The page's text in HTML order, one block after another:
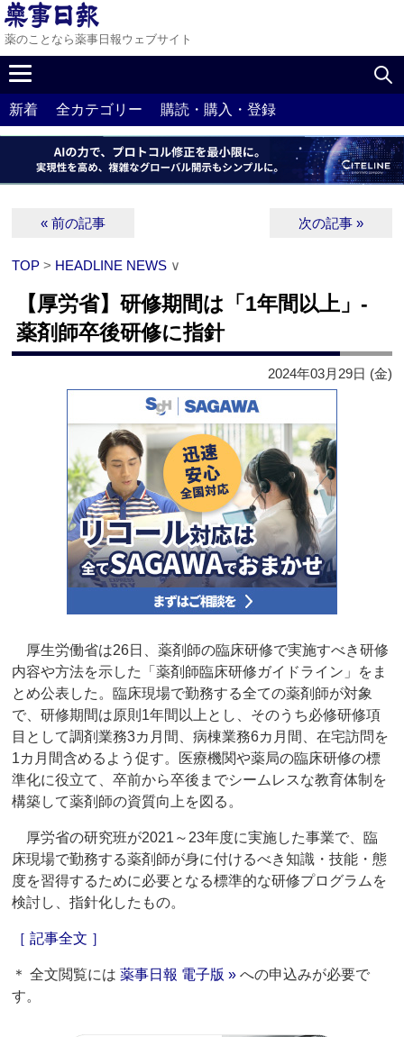
薬のことなら薬事日報ウェブサイト
新着 全カテゴリー 購読・購入・登録
« 前の記事 次の記事 »
TOP > HEADLINE NEWS ∨
【厚労省】研修期間は「1年間以上」‐
薬剤師卒後研修に指針
2024年03月29日 (金)
厚生労働省は26日、薬剤師の臨床研修で実施すべき研修
内容や方法を示した「薬剤師臨床研修ガイドライン」をま
とめ公表した。臨床現場で勤務する全ての薬剤師が対象
で、研修期間は原則1年間以上とし、そのうち必修研修項
目として調剤業務3カ月間、病棟業務6カ月間、在宅訪問を
1カ月間含めるよう促す。医療機関や薬局の臨床研修の標
準化に役立て、卒前から卒後までシームレスな教育体制を
構築して薬剤師の資質向上を図る。
厚労省の研究班が2021～23年度に実施した事業で、臨
床現場で勤務する薬剤師が身に付けるべき知識・技能・態
度を習得するために必要となる標準的な研修プログラムを
検討し、指針化したもの。
［ 記事全文 ］
＊ 全文閲覧には薬事日報 電子版 » への申込みが必要で
す。